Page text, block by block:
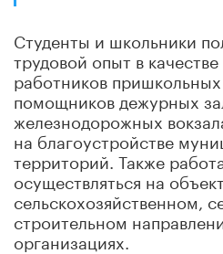
Студенты и школьники
трудовой опыт в
работников
помощников дежурных
железнодорожных
на благоустройстве
территорий. Также
осуществляться на
сельскохозяйственном,
строительном
организациях.